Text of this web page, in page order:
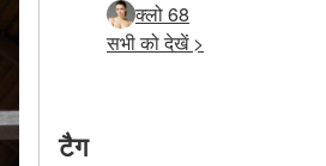
क्लो 68
सभी को देखें >
टैग